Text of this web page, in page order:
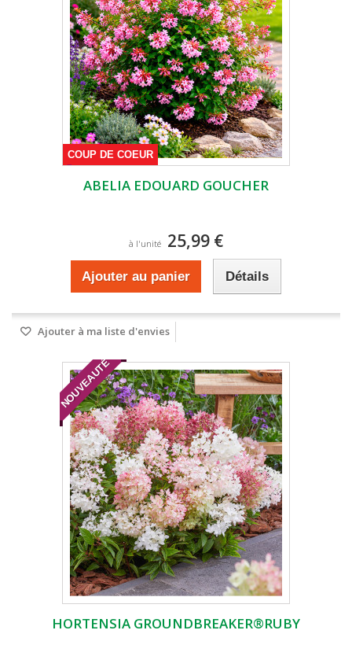
COUP DE COEUR
ABELIA EDOUARD GOUCHER
à l'unité 25,99 €
Ajouter au panier Détails
Ajouter à ma liste d'envies
NOUVEAUTÉ
HORTENSIA GROUNDBREAKER®RUBY